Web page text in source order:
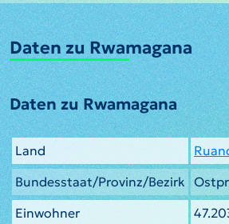
Daten zu Rwamagana
Daten zu Rwamagana
Land
Bundesstaat/Provinz/Bezirk
Einwohner